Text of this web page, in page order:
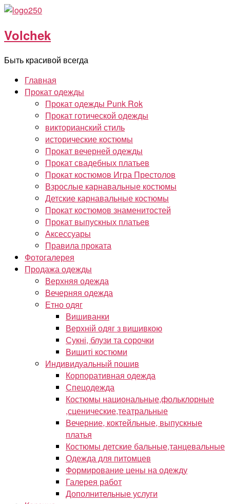
Перейти
содержимому
Volchek
Быть красивой всегда
Главная
Прокат одежды
Прокат одежды Punk Rok
Прокат готической одежды
викторианский стиль
исторические костюмы
Прокат вечерней одежды
Прокат свадебных платьев
Прокат костюмов Игра Престолов
Взрослые карнавальные костюмы
Детские карнавальные костюмы
Прокат костюмов знаменитостей
Прокат выпускных платьев
Аксессуары
Правила проката
Фотогалерея
Продажа одежды
Верхняя одежда
Вечерняя одежда
Етно одяг
Вишиванки
Верхній одяг з вишивкою
Сукні, блузи та сорочки
Вишиті костюми
Индивидуальный пошив
Корпоративная одежда
Спецодежда
Костюмы национальные,фольклорные
,сценические,театральные
Вечерние, коктейльные, выпускные
платья
Костюмы детские бальные,танцевальные
Одежда для питомцев
Формирование цены на одежду
Галерея работ
Дополнительные услуги